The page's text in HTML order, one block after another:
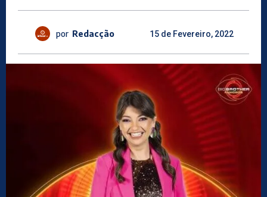
por Redacção 15 de Fevereiro, 2022